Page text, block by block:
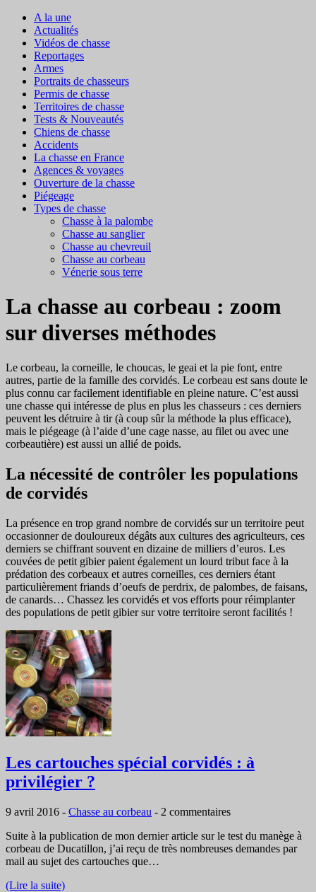
A la une
Actualités
Vidéos de chasse
Reportages
Armes
Portraits de chasseurs
Permis de chasse
Territoires de chasse
Tests & Nouveautés
Chiens de chasse
Accidents
La chasse en France
Agences & voyages
Ouverture de la chasse
Piégeage
Types de chasse
Chasse à la palombe
Chasse au sanglier
Chasse au chevreuil
Chasse au corbeau
Vénerie sous terre
La chasse au corbeau : zoom
sur diverses méthodes
Le corbeau, la corneille, le choucas, le geai et la pie font, entre
autres, partie de la famille des corvidés. Le corbeau est sans doute le
plus connu car facilement identifiable en pleine nature. C’est aussi
une chasse qui intéresse de plus en plus les chasseurs : ces derniers
peuvent les détruire à tir (à coup sûr la méthode la plus efficace),
mais le piégeage (à l’aide d’une cage nasse, au filet ou avec une
corbeautière) est aussi un allié de poids.
La nécessité de contrôler les populations
de corvidés
La présence en trop grand nombre de corvidés sur un territoire peut
occasionner de douloureux dégâts aux cultures des agriculteurs, ces
derniers se chiffrant souvent en dizaine de milliers d’euros. Les
couvées de petit gibier paient également un lourd tribut face à la
prédation des corbeaux et autres corneilles, ces derniers étant
particulièrement friands d’oeufs de perdrix, de palombes, de faisans,
de canards… Chassez les corvidés et vos efforts pour réimplanter
des populations de petit gibier sur votre territoire seront facilités !
Les cartouches spécial corvidés : à
privilégier ?
9 avril 2016 - Chasse au corbeau - 2 commentaires
Suite à la publication de mon dernier article sur le test du manège à
corbeau de Ducatillon, j’ai reçu de très nombreuses demandes par
mail au sujet des cartouches que…
(Lire la suite)